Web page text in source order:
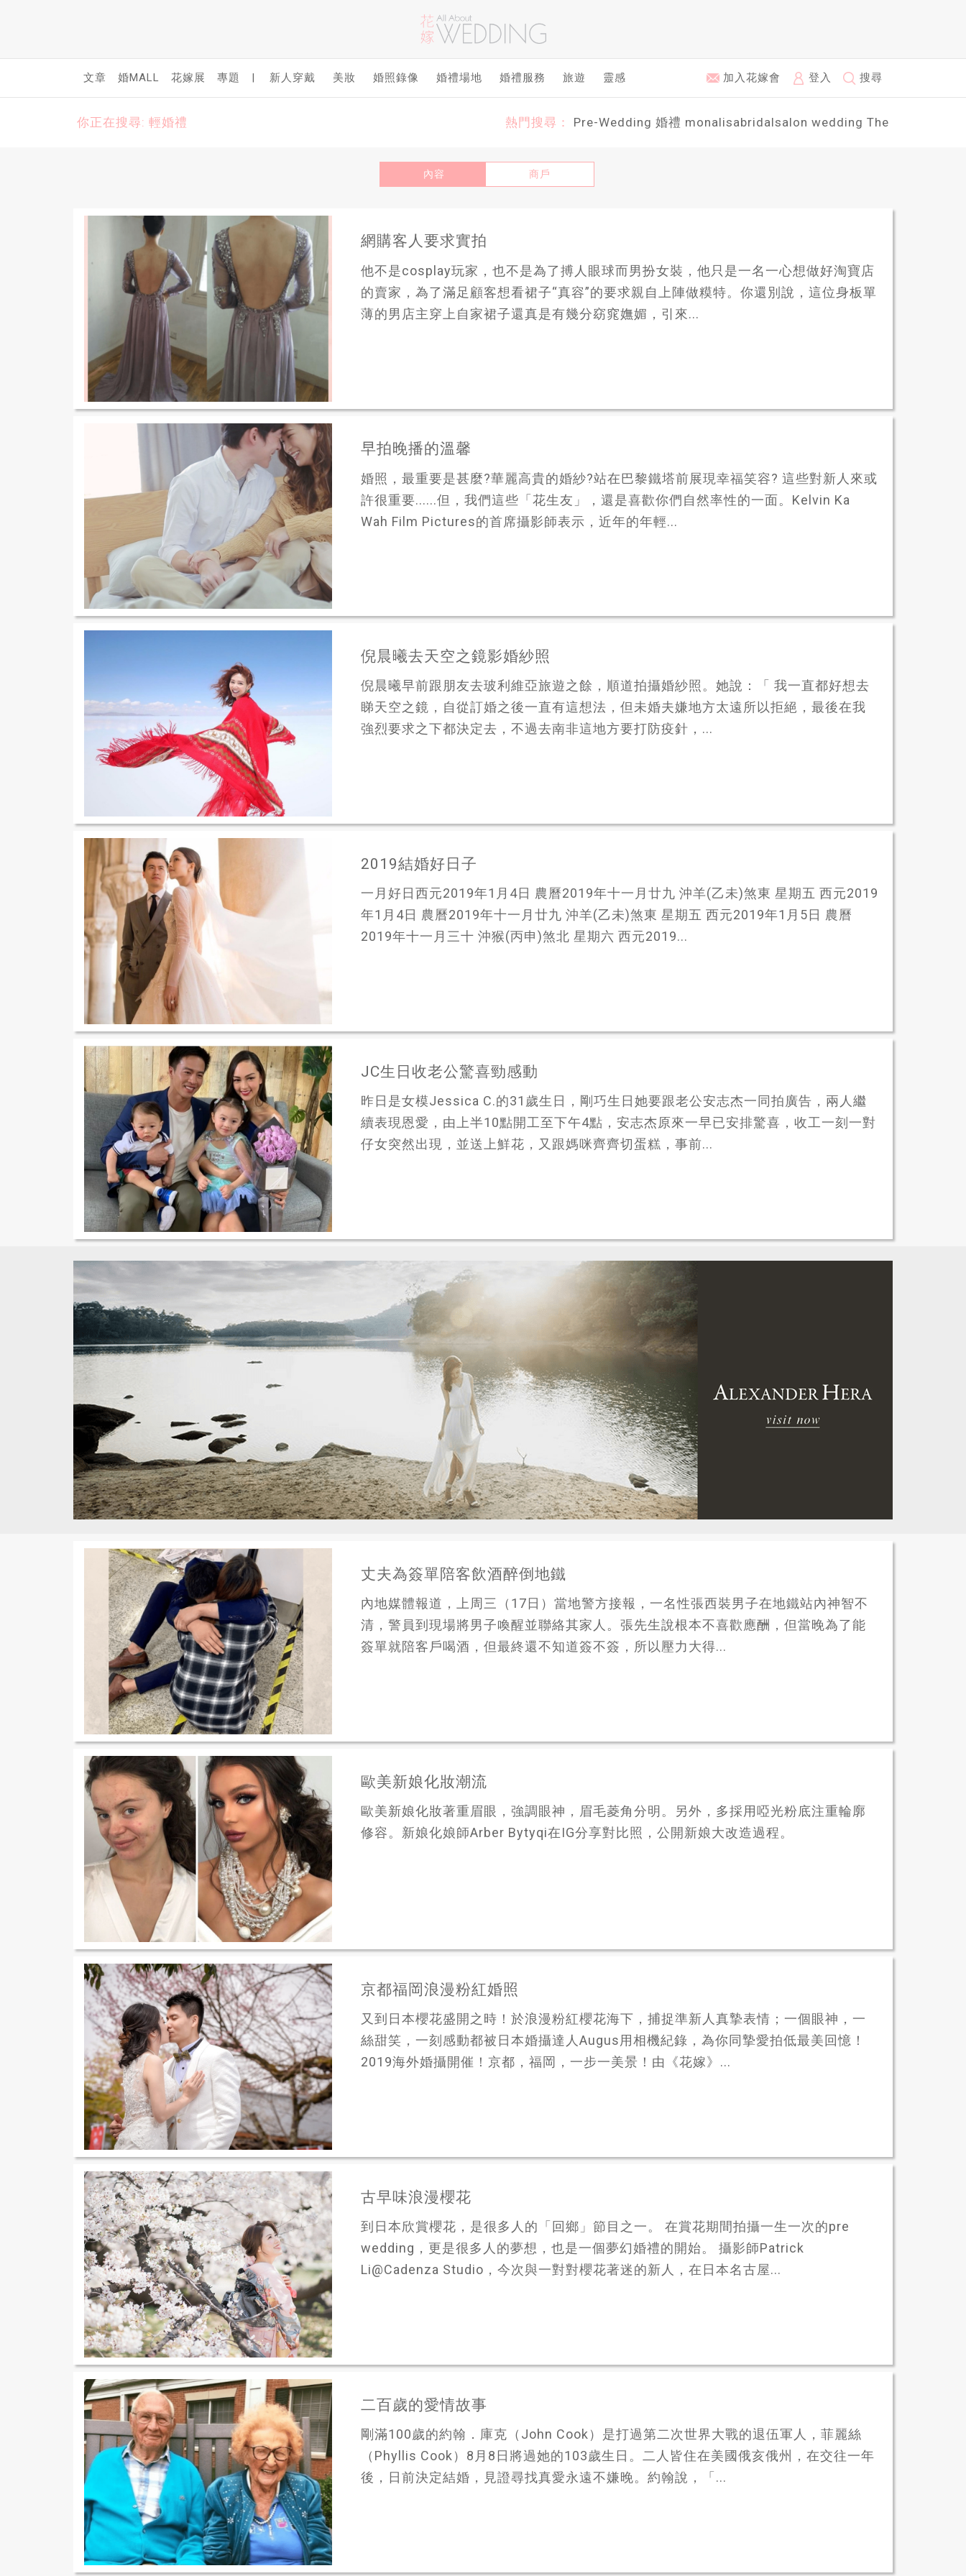
文章 婚MALL 花嫁展 專題 | 新人穿戴 美妝 婚照錄像 婚禮場地 婚禮服務 旅遊 靈感 加入花嫁會 登入 搜尋
你正在搜尋: 輕婚禮 熱門搜尋： Pre-Wedding 婚禮 monalisabridalsalon wedding The
內容 商戶
網購客人要求實拍
他不是cosplay玩家，也不是為了搏人眼球而男扮女裝，他只是一名一心想做好淘寶店
的賣家，為了滿足顧客想看裙子“真容”的要求親自上陣做糢特。你還別說，這位身板單
薄的男店主穿上自家裙子還真是有幾分窈窕嫵媚，引來...
早拍晚播的溫馨
婚照，最重要是甚麼?華麗高貴的婚紗?站在巴黎鐵塔前展現幸福笑容? 這些對新人來或
許很重要......但，我們這些「花生友」，還是喜歡你們自然率性的一面。Kelvin Ka
Wah Film Pictures的首席攝影師表示，近年的年輕...
倪晨曦去天空之鏡影婚紗照
倪晨曦早前跟朋友去玻利維亞旅遊之餘，順道拍攝婚紗照。她說：「 我一直都好想去
睇天空之鏡，自從訂婚之後一直有這想法，但未婚夫嫌地方太遠所以拒絕，最後在我
強烈要求之下都決定去，不過去南非這地方要打防疫針，...
2019結婚好日子
一月好日西元2019年1月4日 農曆2019年十一月廿九 沖羊(乙未)煞東 星期五 西元2019
年1月4日 農曆2019年十一月廿九 沖羊(乙未)煞東 星期五 西元2019年1月5日 農曆
2019年十一月三十 沖猴(丙申)煞北 星期六 西元2019...
JC生日收老公驚喜勁感動
昨日是女模Jessica C.的31歲生日，剛巧生日她要跟老公安志杰一同拍廣告，兩人繼
續表現恩愛，由上半10點開工至下午4點，安志杰原來一早已安排驚喜，收工一刻一對
仔女突然出現，並送上鮮花，又跟媽咪齊齊切蛋糕，事前...
丈夫為簽單陪客飲酒醉倒地鐵
內地媒體報道，上周三（17日）當地警方接報，一名性張西裝男子在地鐵站內神智不
清，警員到現場將男子喚醒並聯絡其家人。張先生說根本不喜歡應酬，但當晚為了能
簽單就陪客戶喝酒，但最終還不知道簽不簽，所以壓力大得...
歐美新娘化妝潮流
歐美新娘化妝著重眉眼，強調眼神，眉毛菱角分明。另外，多採用啞光粉底注重輪廓
修容。新娘化娘師Arber Bytyqi在IG分享對比照，公開新娘大改造過程。
京都福岡浪漫粉紅婚照
又到日本櫻花盛開之時！於浪漫粉紅櫻花海下，捕捉準新人真摯表情；一個眼神，一
絲甜笑，一刻感動都被日本婚攝達人Augus用相機紀錄，為你同摯愛拍低最美回憶！
2019海外婚攝開催！京都，福岡，一步一美景！由《花嫁》...
古早味浪漫櫻花
到日本欣賞櫻花，是很多人的「回鄉」節目之一。 在賞花期間拍攝一生一次的pre
wedding，更是很多人的夢想，也是一個夢幻婚禮的開始。 攝影師Patrick
Li@Cadenza Studio，今次與一對對櫻花著迷的新人，在日本名古屋...
二百歲的愛情故事
剛滿100歲的約翰．庫克（John Cook）是打過第二次世界大戰的退伍軍人，菲麗絲
（Phyllis Cook）8月8日將過她的103歲生日。二人皆住在美國俄亥俄州，在交往一年
後，日前決定結婚，見證尋找真愛永遠不嫌晚。約翰說，「...